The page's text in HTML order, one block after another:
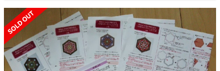
SOLD OUT